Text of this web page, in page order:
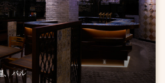
、バル